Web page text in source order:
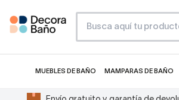
MUEBLES DE BAÑO MAMPARAS DE BAÑO